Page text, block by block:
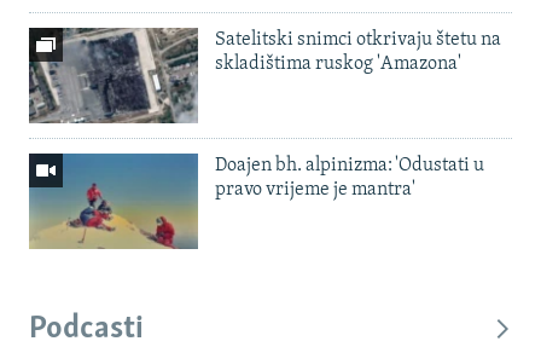
Satelitski snimci otkrivaju štetu na
skladištima ruskog 'Amazona'
Doajen bh. alpinizma: 'Odustati u
pravo vrijeme je mantra'
Podcasti